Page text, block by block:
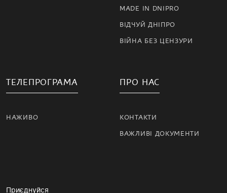
MADE IN DNIPRO
ВІДЧУЙ ДНІПРО
ВІЙНА БЕЗ ЦЕНЗУРИ
ТЕЛЕПРОГРАМА
НАЖИВО
ПРО НАС
КОНТАКТИ
ВАЖЛИВІ ДОКУМЕНТИ
Приєднуйся